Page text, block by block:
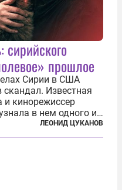
прошлое
Сирии в США
Известная
и кинорежиссер
в нем одного из
Алеппо в
что Канатри, в
ЛЕОНИД ЦУКАНОВ